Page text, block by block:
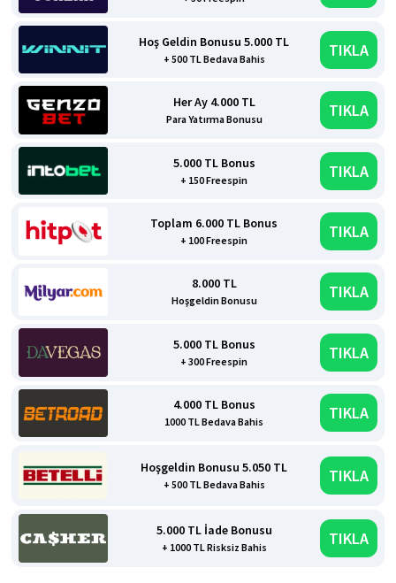
Hoş Geldin Bonusu 5.000 TL
+ 500 TL Bedava Bahis TIKLA
Her Ay 4.000 TL
Para Yatırma Bonusu TIKLA
5.000 TL Bonus
+ 150 Freespin TIKLA
Toplam 6.000 TL Bonus
+ 100 Freespin TIKLA
8.000 TL
Hoşgeldin Bonusu TIKLA
5.000 TL Bonus
+ 300 Freespin TIKLA
4.000 TL Bonus
1000 TL Bedava Bahis TIKLA
Hoşgeldin Bonusu 5.050 TL
+ 500 TL Bedava Bahis TIKLA
5.000 TL İade Bonusu
+ 1000 TL Risksiz Bahis TIKLA